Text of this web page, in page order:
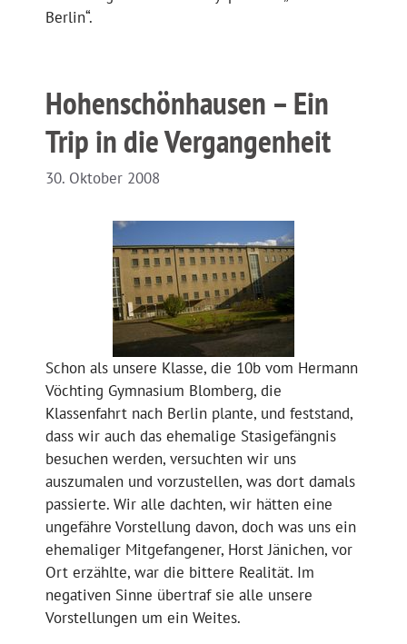
Berlin“.
Hohenschönhausen – Ein
Trip in die Vergangenheit
30. Oktober 2008
Schon als unsere Klasse, die 10b vom Hermann
Vöchting Gymnasium Blomberg, die
Klassenfahrt nach Berlin plante, und feststand,
dass wir auch das ehemalige Stasigefängnis
besuchen werden, versuchten wir uns
auszumalen und vorzustellen, was dort damals
passierte. Wir alle dachten, wir hätten eine
ungefähre Vorstellung davon, doch was uns ein
ehemaliger Mitgefangener, Horst Jänichen, vor
Ort erzählte, war die bittere Realität. Im
negativen Sinne übertraf sie alle unsere
Vorstellungen um ein Weites.